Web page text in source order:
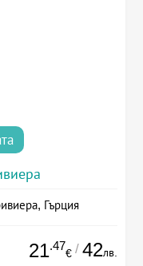
Гърция
21.47
€ / 42лв.